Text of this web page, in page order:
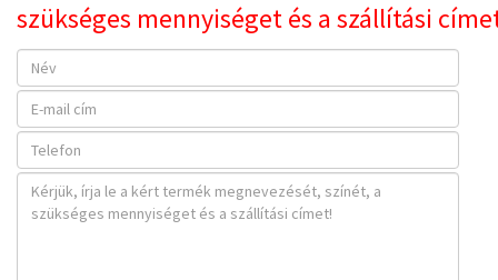
szükséges mennyiséget és a szállítási